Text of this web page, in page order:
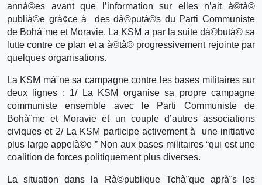
annà©es avant que l’information sur elles n’ait à©tà©
publià©e grà¢ce à des dà©putà©s du Parti Communiste
de Bohà¨me et Moravie. La KSM a par la suite dà©butà© sa
lutte contre ce plan et a à©tà© progressivement rejointe par
quelques organisations.
La KSM mà¨ne sa campagne contre les bases militaires sur
deux lignes : 1/ La KSM organise sa propre campagne
communiste ensemble avec le Parti Communiste de
Bohà¨me et Moravie et un couple d’autres associations
civiques et 2/ La KSM participe activement à une initiative
plus large appelà©e ” Non aux bases militaires “qui est une
coalition de forces politiquement plus diverses.
La situation dans la Rà©publique Tchà¨que aprà¨s les